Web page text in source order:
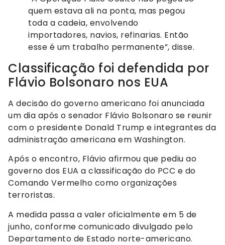
quem estava ali na ponta, mas pegou
toda a cadeia, envolvendo
importadores, navios, refinarias. Então
esse é um trabalho permanente”, disse.
Classificação foi defendida por
Flávio Bolsonaro nos EUA
A decisão do governo americano foi anunciada
um dia após o senador Flávio Bolsonaro se reunir
com o presidente Donald Trump e integrantes da
administração americana em Washington.
Após o encontro, Flávio afirmou que pediu ao
governo dos EUA a classificação do PCC e do
Comando Vermelho como organizações
terroristas.
A medida passa a valer oficialmente em 5 de
junho, conforme comunicado divulgado pelo
Departamento de Estado norte-americano.